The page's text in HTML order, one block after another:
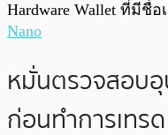
Hardware Wallet ที่มีชื่อ
Nano
หมั่นตรวจสอบ
ก่อนทำการเทรด